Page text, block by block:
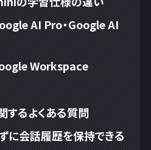
AI Pro・Google AI
Workspace
るよくある質問
に会話履歴を保持できる